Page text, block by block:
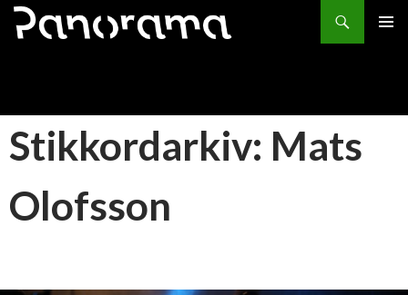
Søk
HOPP
Stikkordarkiv: Mats
Olofsson